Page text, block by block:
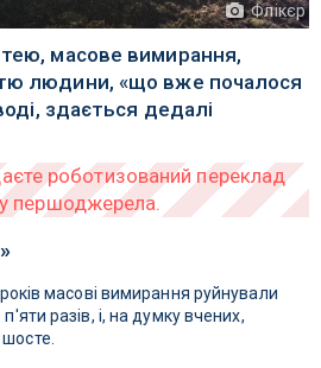
Флікєр
масове вимирання,
людини, «що вже почалося
здається дедалі
масові вимирання руйнували
разів, і, на думку вчених,